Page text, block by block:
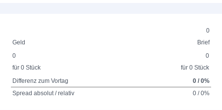
0
Geld
Brief
0
für 0 Stück
0
für 0 Stück
Differenz zum Vortag
0 / 0%
Spread absolut / relativ
0 / 0%